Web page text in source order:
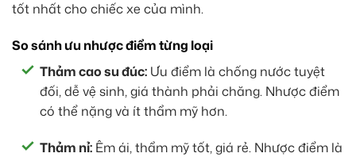
tốt nhất cho chiếc xe của mình.
So sánh ưu nhược điểm từng loại
Thảm cao su đúc: Ưu điểm là chống nước tuyệt
đối, dễ vệ sinh, giá thành phải chăng. Nhược điểm
có thể nặng và ít thẩm mỹ hơn.
Thảm nỉ: Êm ái, thẩm mỹ tốt, giá rẻ. Nhược điểm là